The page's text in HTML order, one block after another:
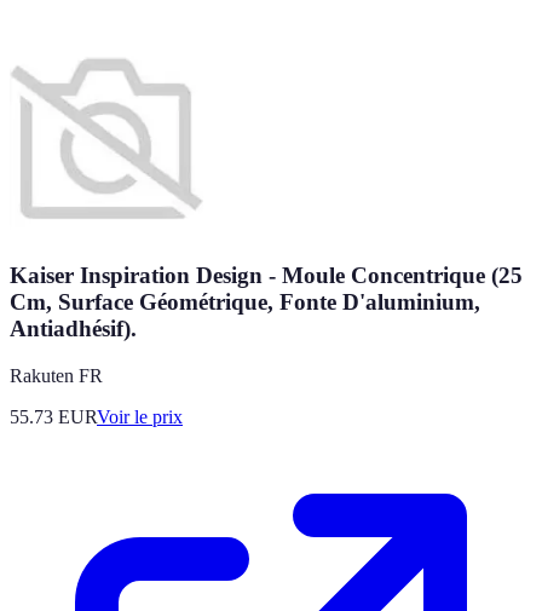
Kaiser Inspiration Design - Moule Concentrique (25
Cm, Surface Géométrique, Fonte D'aluminium,
Antiadhésif).
Rakuten FR
55.73 EURVoir le prix